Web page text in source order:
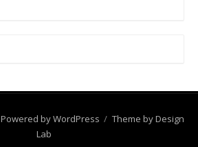
Powered by WordPress / Theme by Design
Lab